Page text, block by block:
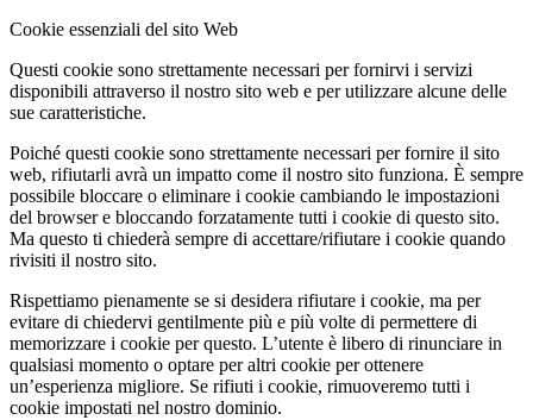
Cookie essenziali del sito Web
Questi cookie sono strettamente necessari per fornirvi i servizi
disponibili attraverso il nostro sito web e per utilizzare alcune delle
sue caratteristiche.
Poiché questi cookie sono strettamente necessari per fornire il sito
web, rifiutarli avrà un impatto come il nostro sito funziona. È sempre
possibile bloccare o eliminare i cookie cambiando le impostazioni
del browser e bloccando forzatamente tutti i cookie di questo sito.
Ma questo ti chiederà sempre di accettare/rifiutare i cookie quando
rivisiti il nostro sito.
Rispettiamo pienamente se si desidera rifiutare i cookie, ma per
evitare di chiedervi gentilmente più e più volte di permettere di
memorizzare i cookie per questo. L’utente è libero di rinunciare in
qualsiasi momento o optare per altri cookie per ottenere
un’esperienza migliore. Se rifiuti i cookie, rimuoveremo tutti i
cookie impostati nel nostro dominio.